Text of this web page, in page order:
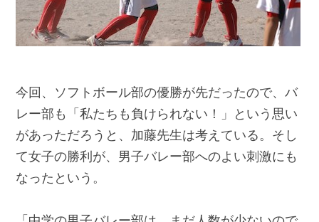
今回、ソフトボール部の優勝が先だったので、バ
レー部も「私たちも負けられない！」という思い
があっただろうと、加藤先生は考えている。そし
て女子の勝利が、男子バレー部へのよい刺激にも
なったという。